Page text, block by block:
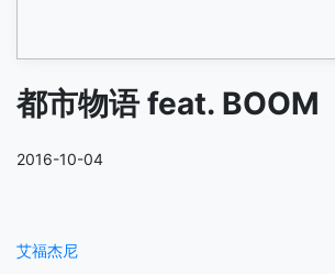
都市物语 feat. BOOM
2016-10-04
艾福杰尼